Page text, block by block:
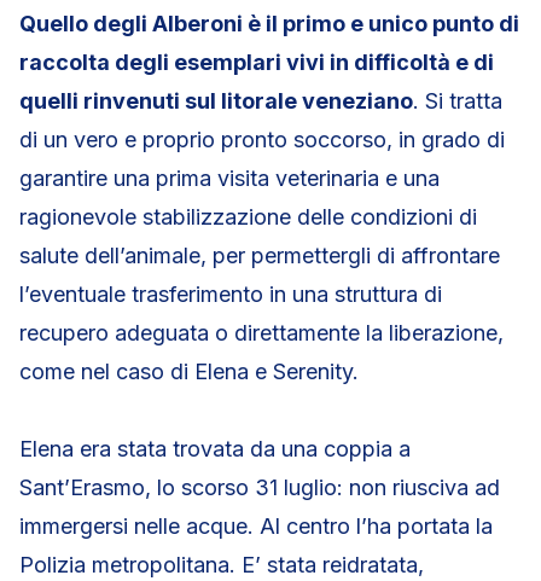
Quello degli Alberoni è il primo e unico punto di
raccolta degli esemplari vivi in difficoltà e di
quelli rinvenuti sul litorale veneziano. Si tratta
di un vero e proprio pronto soccorso, in grado di
garantire una prima visita veterinaria e una
ragionevole stabilizzazione delle condizioni di
salute dell’animale, per permettergli di affrontare
l’eventuale trasferimento in una struttura di
recupero adeguata o direttamente la liberazione,
come nel caso di Elena e Serenity.
Elena era stata trovata da una coppia a
Sant’Erasmo, lo scorso 31 luglio: non riusciva ad
immergersi nelle acque. Al centro l’ha portata la
Polizia metropolitana. E’ stata reidratata,